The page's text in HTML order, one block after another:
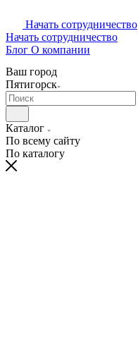
Начать сотрудничество
Начать сотрудничество
Блог О компании
Ваш город
Пятигорск
Каталог
По всему сайту
По каталогу